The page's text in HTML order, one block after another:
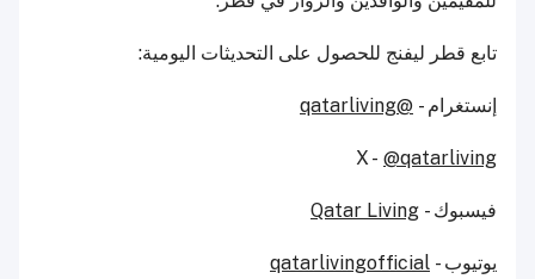
تابع قطر ليفنج للحصول على التحديثات اليومية:
إنستغرام - @qatarliving
X - @qatarliving
فيسبوك - Qatar Living
يوتيوب - qatarlivingofficial